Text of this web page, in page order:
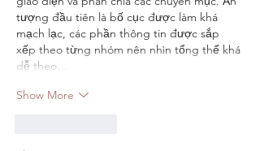
tượng đầu tiên là bố cục được làm khá
mạch lạc, các phần thông tin được sắp
xếp theo từng nhóm nên nhìn tổng thể khá
dễ theo…
Show More